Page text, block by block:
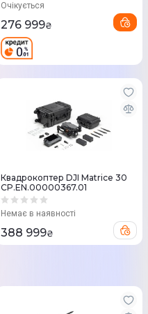
Очікується
276 999₴
Квадрокоптер DJI Matrice 30
CP.EN.00000367.01
Немає в наявності
388 999₴